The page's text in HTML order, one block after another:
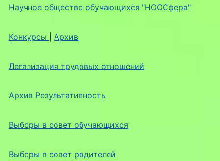
Научное общество обучающихся "НООСфера"
Конкурсы Архив
Легализация трудовых отношений
Архив Результативность
Выборы в совет обучающихся
Выборы в совет родителей